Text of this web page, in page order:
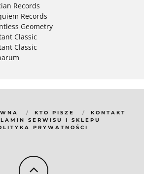
Records
Records
Geometry
Classic
Classic
KTO PISZE
KONTAKT
SERWISU I SKLEPU
PRYWATNOŚCI